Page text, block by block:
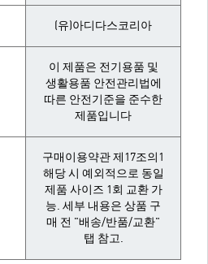
(유)아디다스코리아
이 제품은 전기용품 및
생활용품 안전관리법에
따른 안전기준을 준수한
제품입니다
구매이용약관 제17조의1
해당 시 예외적으로 동일
제품 사이즈 1회 교환 가
능. 세부 내용은 상품 구
매 전 "배송/반품/교환"
탭 참고.